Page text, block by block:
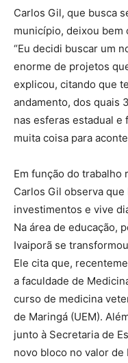
Carlos Gil, que busca
município, deixou bem
“Eu decidi buscar um
enorme de projetos
explicou, citando que
andamento, dos quais
nas esferas estadual e
muita coisa para
Em função do trabalho
Carlos Gil observa
investimentos e vive
Na área de educação,
Ivaiporã se
Ele cita que,
a faculdade de
curso de medicina
de Maringá (UEM).
junto à Secretaria de
novo bloco no valor de